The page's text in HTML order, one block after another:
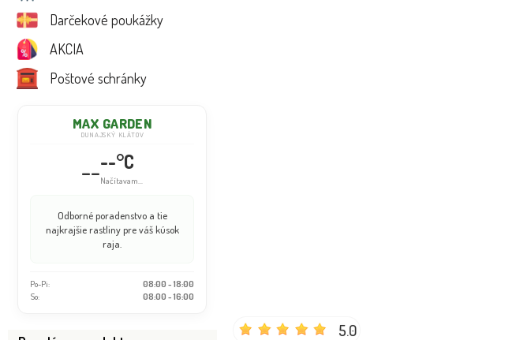
Darčekové poukážky
AKCIA
Poštové schránky
MAX GARDEN
DUNAJSKÝ KLÁTOV
----°C
Načítavam...
Odborné poradenstvo a tie
najkrajšie rastliny pre váš kúsok
raja.
Po-Pi:
08:00 - 18:00
So:
08:00 - 16:00
5.0